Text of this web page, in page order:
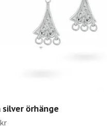
silver örhänge